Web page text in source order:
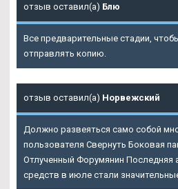
отзыв оставил(а) Блю
Все предварительные стадии,
отправлять копию.
отзыв оставил(а) Норвежский
Должно развеяться само собой
пользователя Свернуть Боковая
Отлученный Форумянин Последняя
средств в июле стали